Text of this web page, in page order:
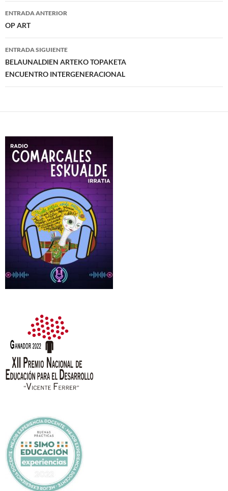
Navegación
de
entradas
ENTRADA ANTERIOR
OP ART
ENTRADA SIGUIENTE
BELAUNALDIEN ARTEKO TOPAKETA
ENCUENTRO INTERGENERACIONAL